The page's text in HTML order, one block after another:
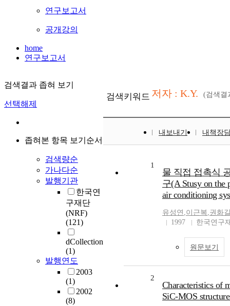
연구보고서
공개강의
home
연구보고서
검색결과 좁혀 보기
선택해제
좁혀본 항목 보기순서
검색량순
가나다순
발행기관
한국연
구재단
(NRF)
(121)
dCollection
(1)
발행연도
2003
(1)
2002
(8)
검색키워드 저자 : K.Y. (검색
내보내기 내책장
1
물 직접 접촉식
구(A Stusy on the
air conditioning
유성연 ,이근복,권화
1997
한국연구
원문보기
2
Characteristics of
SiC-MOS